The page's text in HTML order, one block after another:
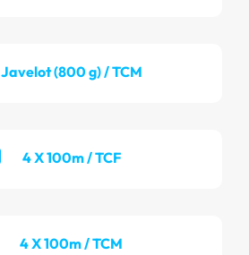
Javelot (800 g) / TCM
4 X 100m / TCF
4 X 100m / TCM